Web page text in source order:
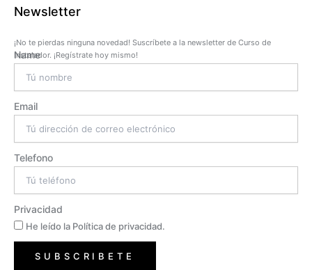
Newsletter
¡No te pierdas ninguna novedad! Suscríbete a la newsletter de Curso de
Instalador. ¡Regístrate hoy mismo!
Name
Email
Telefono
Privacidad
He leído la Política de privacidad.
SUBSCRIBETE